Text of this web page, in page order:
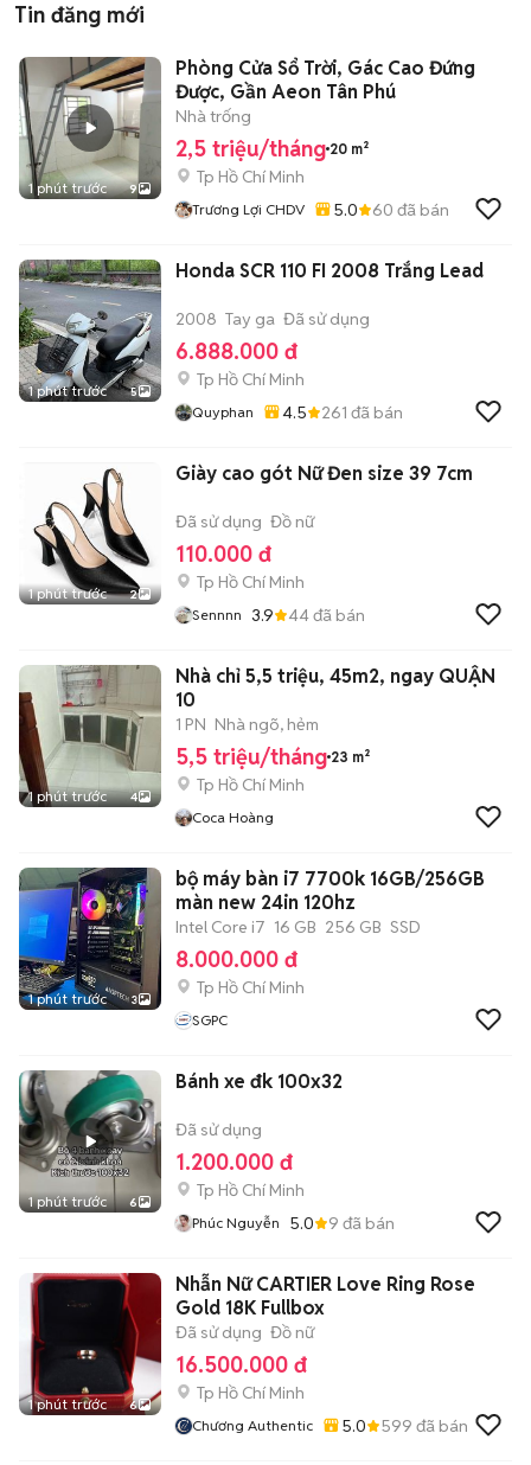
Tin đăng mới
1 phút trước 9
Phòng Cửa Sổ Trời, Gác Cao Đứng
Được, Gần Aeon Tân Phú
Nhà trống
2,5 triệu/tháng 20 m²
Tp Hồ Chí Minh
Trương Lợi CHDV 5.0 60 đã bán
1 phút trước 5
Honda SCR 110 FI 2008 Trắng Lead
2008 Tay ga Đã sử dụng
6.888.000 đ
Tp Hồ Chí Minh
Quyphan 4.5 261 đã bán
1 phút trước 2
Giày cao gót Nữ Đen size 39 7cm
Đã sử dụng Đồ nữ
110.000 đ
Tp Hồ Chí Minh
Sennnn 3.9 44đã bán
1 phút trước 4
Nhà chỉ 5,5 triệu, 45m2, ngay QUẬN
10
1 PN Nhà ngõ, hẻm
5,5 triệu/tháng 23 m²
Tp Hồ Chí Minh
Coca Hoàng
1 phút trước 3
bộ máy bàn i7 7700k 16GB/256GB
màn new 24in 120hz
Intel Core i7 16 GB 256 GB SSD
8.000.000 đ
Tp Hồ Chí Minh
SGPC
1 phút trước 6
Bánh xe đk 100x32
Đã sử dụng
1.200.000 đ
Tp Hồ Chí Minh
Phúc Nguyễn 5.0 9 đã bán
1 phút trước 6
Nhẫn Nữ CARTIER Love Ring Rose
Gold 18K Fullbox
Đã sử dụng Đồ nữ
16.500.000 đ
Tp Hồ Chí Minh
Chương Authentic 5.0 599 đã bán